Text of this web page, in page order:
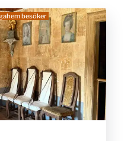
besöker